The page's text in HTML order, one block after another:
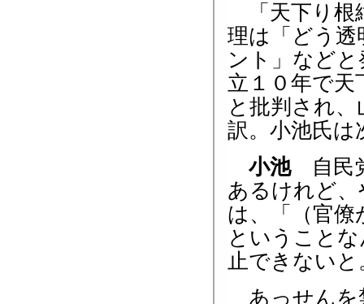
「天下り根
理は「どう
ント」など
立１０年で
と批判され
訳。小池氏は
小池自民
あるけれど
は、「（官僚
ということ
止できないと
あっせんを